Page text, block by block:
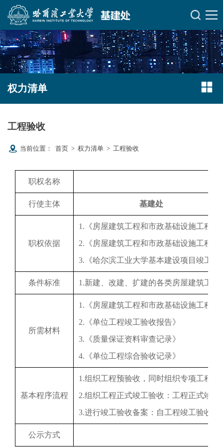
权力清单
工程验收
当前位置： 首页 > 权力清单 > 工程验收
职权名称
行使主体 基建处
职权依据
1.《房屋建筑工程和市政基础设施工程
2.《房屋建筑工程和市政基础设施工程
3.《哈尔滨工业大学基本建设项目竣工验
条件标准 1.新建、改建、扩建的各类房屋建筑工
所需材料
1.《房屋建筑工程和市政基础设施工程竣
2.《单位工程竣工验收报告》
3.《质量保证资料审查记录》
4.《单位工程综合验收记录》
基本程序流程
1.组织工程预验收，同时组织专项工程
2.组织工程正式竣工验收：工程正式竣
3.进行竣工验收备案：自工程竣工验收
公示方式